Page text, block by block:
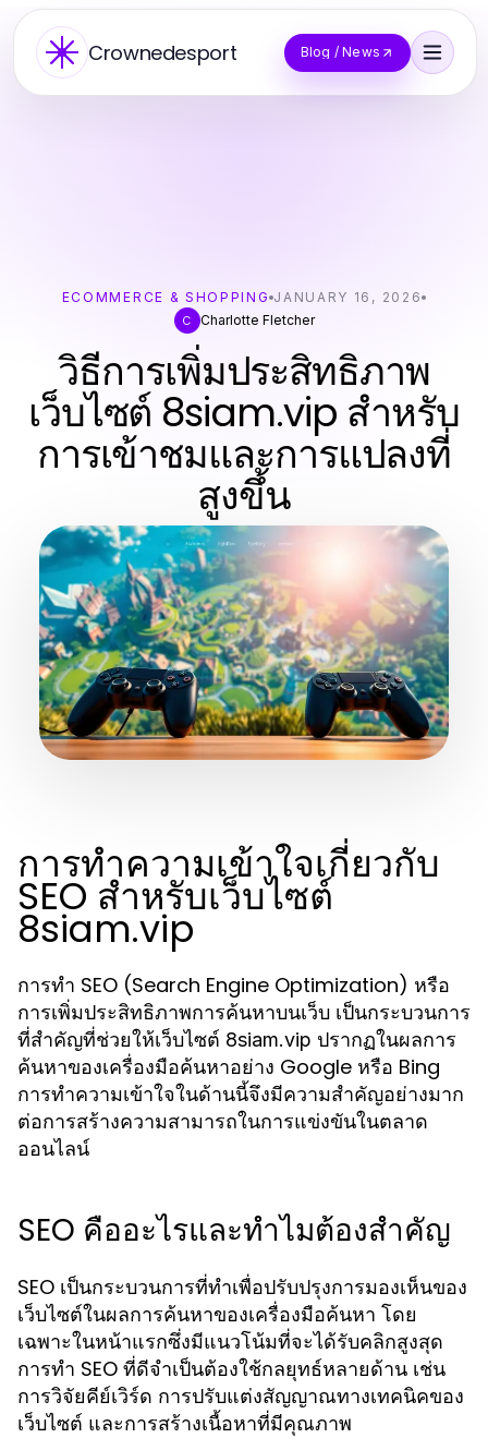
Crownedesport Blog / News
ECOMMERCE & SHOPPING JANUARY 16, 2026
C Charlotte Fletcher
วิธีการเพิ่มประสิทธิภาพ
เว็บไซต์ 8siam.vip สำหรับ
การเข้าชมและการแปลงที่
สูงขึ้น
การทำความเข้าใจเกี่ยวกับ
SEO สำหรับเว็บไซต์
8siam.vip
การทำ SEO (Search Engine Optimization) หรือ
การเพิ่มประสิทธิภาพการค้นหาบนเว็บ เป็นกระบวนการ
ที่สำคัญที่ช่วยให้เว็บไซต์ 8siam.vip ปรากฏในผลการ
ค้นหาของเครื่องมือค้นหาอย่าง Google หรือ Bing
การทำความเข้าใจในด้านนี้จึงมีความสำคัญอย่างมาก
ต่อการสร้างความสามารถในการแข่งขันในตลาด
ออนไลน์
SEO คืออะไรและทำไมต้องสำคัญ
SEO เป็นกระบวนการที่ทำเพื่อปรับปรุงการมองเห็นของ
เว็บไซต์ในผลการค้นหาของเครื่องมือค้นหา โดย
เฉพาะในหน้าแรกซึ่งมีแนวโน้มที่จะได้รับคลิกสูงสุด
การทำ SEO ที่ดีจำเป็นต้องใช้กลยุทธ์หลายด้าน เช่น
การวิจัยคีย์เวิร์ด การปรับแต่งสัญญาณทางเทคนิคของ
เว็บไซต์ และการสร้างเนื้อหาที่มีคุณภาพ